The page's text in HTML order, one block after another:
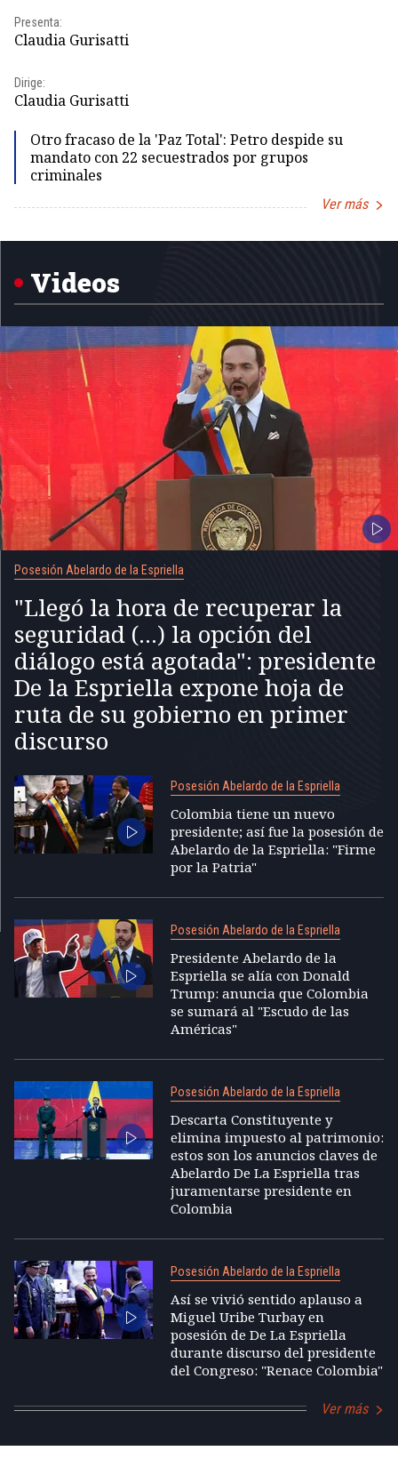
Presenta:
Claudia Gurisatti
Dirige:
Claudia Gurisatti
Otro fracaso de la 'Paz Total': Petro despide su
mandato con 22 secuestrados por grupos
criminales
Ver más
Videos
Posesión Abelardo de la Espriella
"Llegó la hora de recuperar la
seguridad (...) la opción del
diálogo está agotada": presidente
De la Espriella expone hoja de
ruta de su gobierno en primer
discurso
Posesión Abelardo de la Espriella
Colombia tiene un nuevo
presidente; así fue la posesión de
Abelardo de la Espriella: "Firme
por la Patria"
Posesión Abelardo de la Espriella
Presidente Abelardo de la
Espriella se alía con Donald
Trump: anuncia que Colombia
se sumará al "Escudo de las
Américas"
Posesión Abelardo de la Espriella
Descarta Constituyente y
elimina impuesto al patrimonio:
estos son los anuncios claves de
Abelardo De La Espriella tras
juramentarse presidente en
Colombia
Posesión Abelardo de la Espriella
Así se vivió sentido aplauso a
Miguel Uribe Turbay en
posesión de De La Espriella
durante discurso del presidente
del Congreso: "Renace Colombia"
Ver más